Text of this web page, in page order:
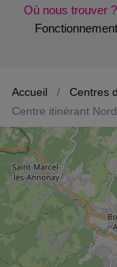
Où nous trouver ?
Accueil / Centres
Centre itinérant